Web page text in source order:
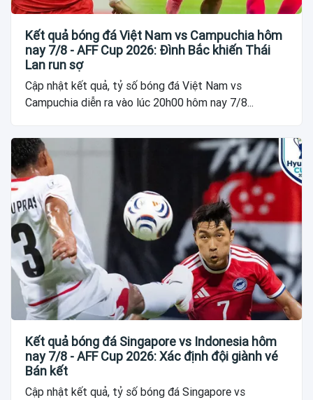
Kết quả bóng đá Việt Nam vs Campuchia hôm
nay 7/8 - AFF Cup 2026: Đình Bắc khiến Thái
Lan run sợ
Cập nhật kết quả, tỷ số bóng đá Việt Nam vs
Campuchia diễn ra vào lúc 20h00 hôm nay 7/8...
Kết quả bóng đá Singapore vs Indonesia hôm
nay 7/8 - AFF Cup 2026: Xác định đội giành vé
Bán kết
Cập nhật kết quả, tỷ số bóng đá Singapore vs